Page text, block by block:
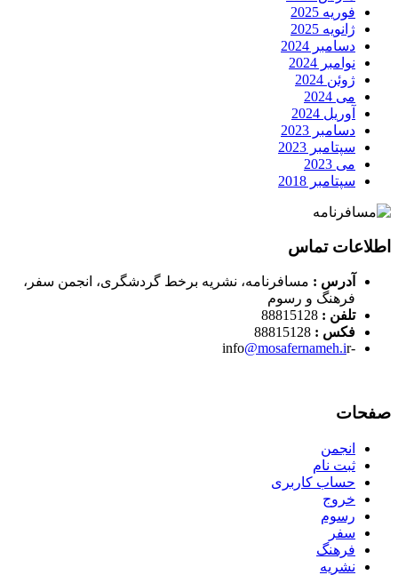
فوریه 2025
ژانویه 2025
دسامبر 2024
نوامبر 2024
ژوئن 2024
می 2024
آوریل 2024
دسامبر 2023
سپتامبر 2023
می 2023
سپتامبر 2018
اطلاعات تماس
آدرس : مسافرنامه، نشریه برخط گردشگری، انجمن سفر،
فرهنگ و رسوم
تلفن :
فکس :
-info
@mosafernameh.ir
صفحات
انجمن
ثبت نام
حساب کاربری
خروج
رسوم
سفر
فرهنگ
نشریه